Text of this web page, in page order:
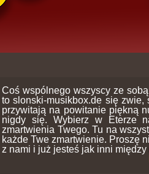
Coś wspólnego wszyscy ze
to slonski-musikbox.de się zwie,
przywitają na powitanie piękną
nigdy się. Wybierz w Eterze
zmartwienia Twego. Tu na
każde Twe zmartwienie. Proszę
z nami i już jesteś jak inni między